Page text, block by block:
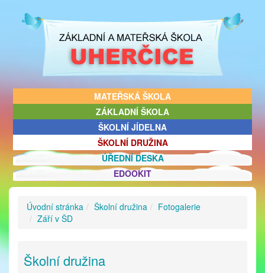
MATEŘSKÁ ŠKOLA
ZÁKLADNÍ ŠKOLA
ŠKOLNÍ JÍDELNA
ŠKOLNÍ DRUŽINA
ÚŘEDNÍ DESKA
EDOOKIT
Úvodní stránka Školní družina
Fotogalerie
Září v ŠD
Školní družina